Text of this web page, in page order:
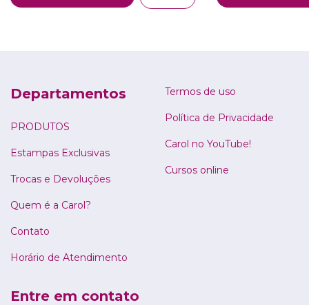
Departamentos
PRODUTOS
Estampas Exclusivas
Trocas e Devoluções
Quem é a Carol?
Contato
Horário de Atendimento
Termos de uso
Política de Privacidade
Carol no YouTube!
Cursos online
Entre em contato